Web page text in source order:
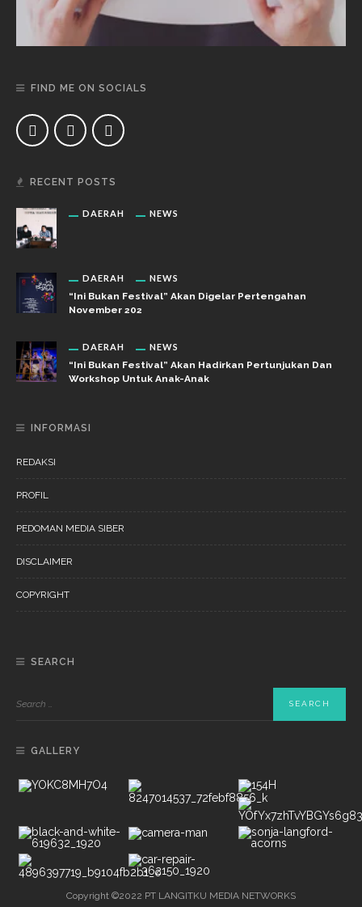
FIND ME ON SOCIALS
RECENT POSTS
DAERAH NEWS
DAERAH NEWS
“Ini Bukan Festival” Akan Digelar Pertengahan
November 202
DAERAH NEWS
“Ini Bukan Festival” Akan Hadirkan Pertunjukan Dan
Workshop Untuk Anak-Anak
INFORMASI
REDAKSI
PROFIL
PEDOMAN MEDIA SIBER
DISCLAIMER
COPYRIGHT
SEARCH
GALLERY
Copyright ©2022 PT LANGITKU MEDIA NETWORKS